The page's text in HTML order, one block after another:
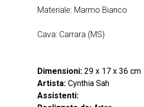
Materiale: Marmo Bianco
Cava: Carrara (MS)
Dimensioni: 29 x 17 x 36 cm
Artista: Cynthia Sah
Assistenti: